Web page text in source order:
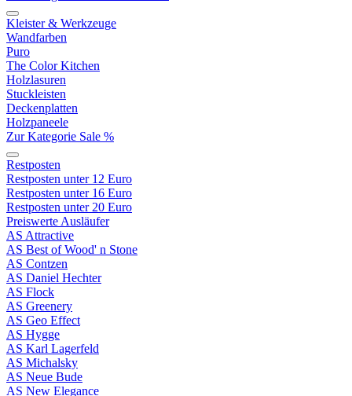
Kleister & Werkzeuge
Wandfarben
Puro
The Color Kitchen
Holzlasuren
Stuckleisten
Deckenplatten
Holzpaneele
Zur Kategorie Sale %
Restposten
Restposten unter 12 Euro
Restposten unter 16 Euro
Restposten unter 20 Euro
Preiswerte Ausläufer
AS Attractive
AS Best of Wood' n Stone
AS Contzen
AS Daniel Hechter
AS Flock
AS Greenery
AS Geo Effect
AS Hygge
AS Karl Lagerfeld
AS Michalsky
AS Neue Bude
AS New Elegance